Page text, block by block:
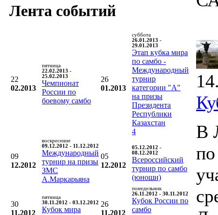
Лента событий
22
02.2013
пятница
22.02.2013 -
25.02.2013
Чемпионат
России по
боевому самбо
26
01.2013
суббота
26.01.2013 -
29.01.2013
Этап кубка мира
по самбо -
Международный
турнир
категории "А"
на призы
Президента
Республики
Казахстан
4
09
12.2012
воскресение
09.12.2012 - 11.12.2012
Международный
турнир на призы
ЗМС
А.Маркарьяна
05
12.2012
05.12.2012 -
08.12.2012
Всероссийский
турнир по самбо
(юноши)
30
11.2012
пятница
30.11.2012 - 03.12.2012
Кубок мира
26
11.2012
понедельник
26.11.2012 - 30.11.2012
Кубок России по
самбо
В